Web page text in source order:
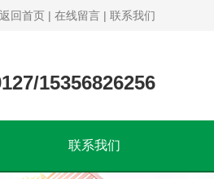
返回首页 | 在线留言 | 联系我们
15356826256
联系我们